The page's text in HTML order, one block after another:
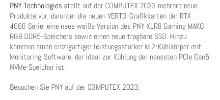
PNY Technologies stellt auf der COMPUTEX 2023 mehrere neue
Produkte vor, darunter die neuen VERTO-Grafikkarten der RTX
4060-Serie, eine neue weiße Version des PNY XLR8 Gaming MAKO
RGB DDR5-Speichers sowie einen neue tragbare SSD. Hinzu
kommen einen einzigartiger leistungsstarker M.2-Kühlkörper mit
Monitoring-Software, der ideal zur Kühlung der neuesten PCIe Gen5
NVMe-Speicher ist.
Besuchen Sie PNY auf der COMPUTEX 2023: